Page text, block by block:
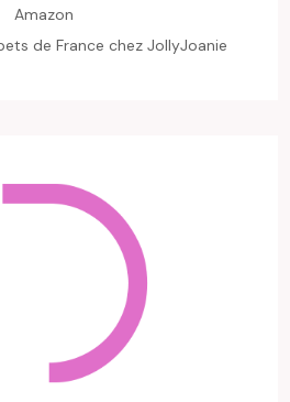
Amazon
de France chez JollyJoanie